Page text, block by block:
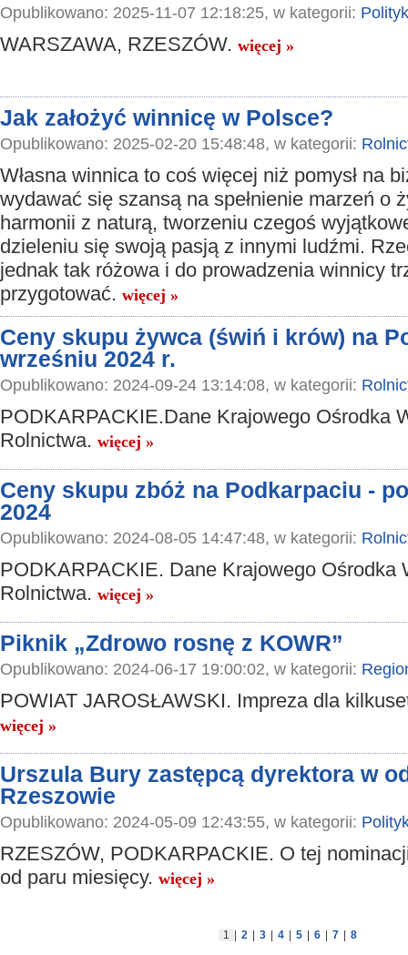
Opublikowano: 2025-11-07 12:18:25, w kategorii:
WARSZAWA, RZESZÓW. więcej »
Jak założyć winnicę w Polsce?
Opublikowano: 2025-02-20 15:48:48, w kategorii:
Własna winnica to coś więcej niż pomysł na
wydawać się szansą na spełnienie marzeń o
harmonii z naturą, tworzeniu czegoś
dzieleniu się swoją pasją z innymi ludźmi.
jednak tak różowa i do prowadzenia winnicy
przygotować. więcej »
Ceny skupu żywca (świń i krów) na
wrześniu 2024 r.
Opublikowano: 2024-09-24 13:14:08, w kategorii:
PODKARPACKIE.Dane Krajowego Ośrodka
Rolnictwa. więcej »
Ceny skupu zbóż na Podkarpaciu -
2024
Opublikowano: 2024-08-05 14:47:48, w kategorii:
PODKARPACKIE. Dane Krajowego Ośrodka
Rolnictwa. więcej »
Piknik „Zdrowo rosnę z KOWR”
Opublikowano: 2024-06-17 19:00:02, w kategorii:
POWIAT JAROSŁAWSKI. Impreza dla
więcej »
Urszula Bury zastępcą dyrektora w
Rzeszowie
Opublikowano: 2024-05-09 12:43:55, w kategorii:
RZESZÓW, PODKARPACKIE. O tej
od paru miesięcy. więcej »
1 2 3 4 5 6 7 8